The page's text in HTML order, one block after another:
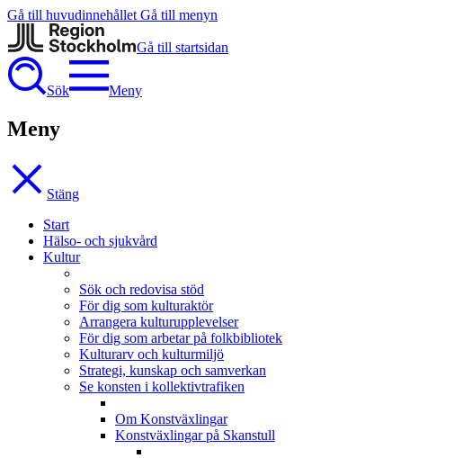
Gå till huvudinnehållet Gå till menyn
Gå till startsidan
Sök Meny
Meny
Stäng
Start
Hälso- och sjukvård
Kultur
Sök och redovisa stöd
För dig som kulturaktör
Arrangera kulturupplevelser
För dig som arbetar på folkbibliotek
Kulturarv och kulturmiljö
Strategi, kunskap och samverkan
Se konsten i kollektivtrafiken
Om Konstväxlingar
Konstväxlingar på Skanstull